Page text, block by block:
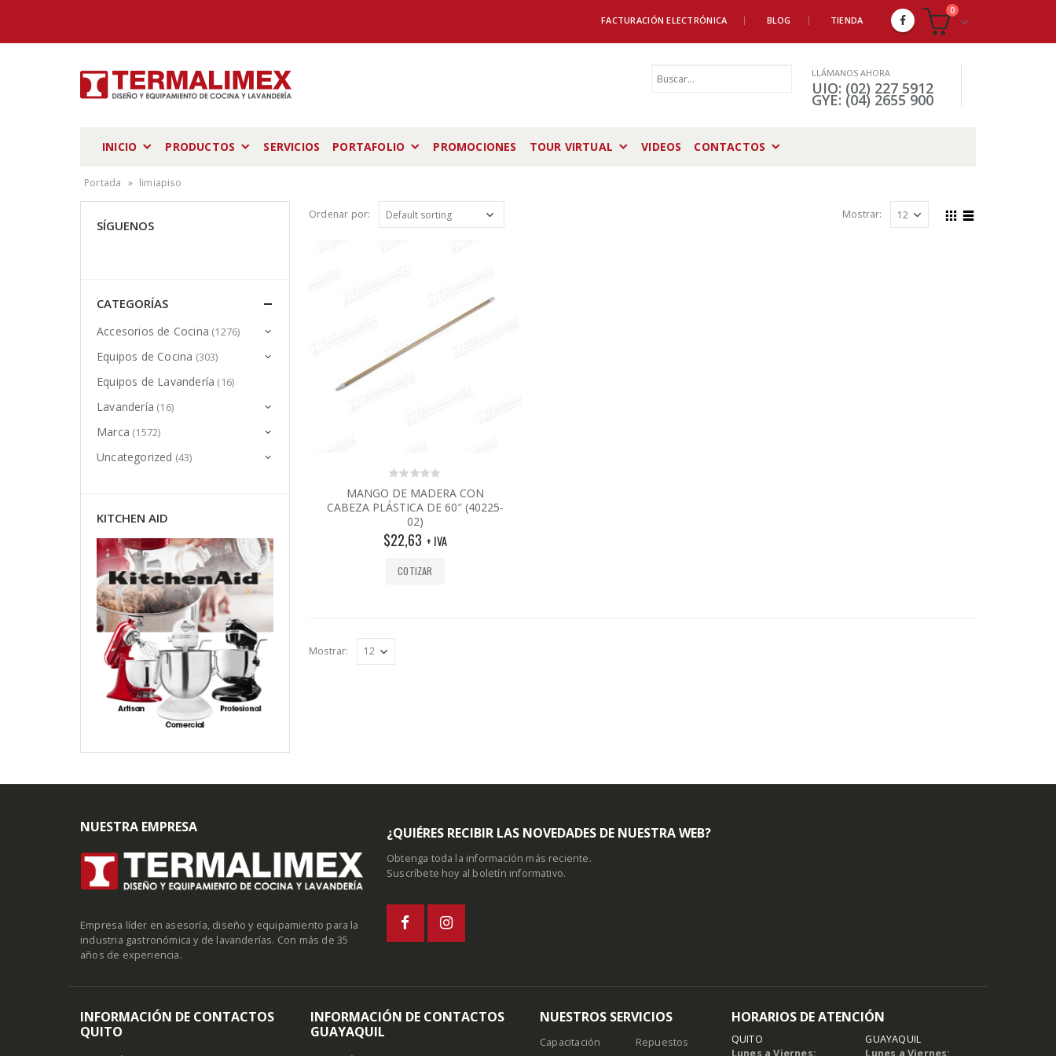
FACTURACIÓN ELECTRÓNICA BLOG TIENDA
0
LLÁMANOS AHORA
UIO: (02) 227 5912
GYE: (04) 2655 900
INICIO PRODUCTOS SERVICIOS PORTAFOLIO PROMOCIONES TOUR VIRTUAL VIDEOS CONTACTOS
Portada » limiapiso
Ordenar por: Mostrar:
0
out
of
MANGO DE MADERA CON
CABEZA PLÁSTICA DE 60″ (40225-
02)
$22,63 + IVA
COTIZAR
Mostrar:
SÍGUENOS
CATEGORÍAS
Accesorios de Cocina (1276)
Equipos de Cocina (303)
Equipos de Lavandería (16)
Lavandería (16)
Marca (1572)
Uncategorized (43)
KITCHEN AID
NUESTRA EMPRESA
Empresa líder en asesoría, diseño y equipamiento para la
industria gastronómica y de lavanderías. Con más de 35
años de experiencia.
¿QUIÉRES RECIBIR LAS NOVEDADES DE NUESTRA WEB?
Obtenga toda la información más reciente.
Suscríbete hoy al boletín informativo.
INFORMACIÓN DE CONTACTOS
QUITO
INFORMACIÓN DE CONTACTOS
GUAYAQUIL
NUESTROS SERVICIOS
Capacitación
Repuestos
HORARIOS DE ATENCIÓN
QUITO
Lunes a Viernes:
GUAYAQUIL
Lunes a Viernes: